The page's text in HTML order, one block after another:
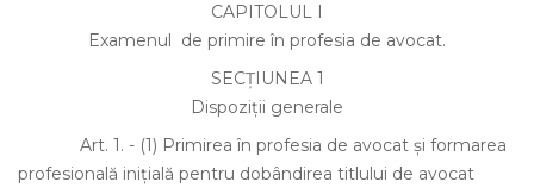
CAPITOLUL I
Examenul de primire în profesia de avocat.
SECŢIUNEA 1
Dispoziţii generale
Art. 1. - (1) Primirea în profesia de avocat şi formarea
profesională iniţială pentru dobândirea titlului de avocat